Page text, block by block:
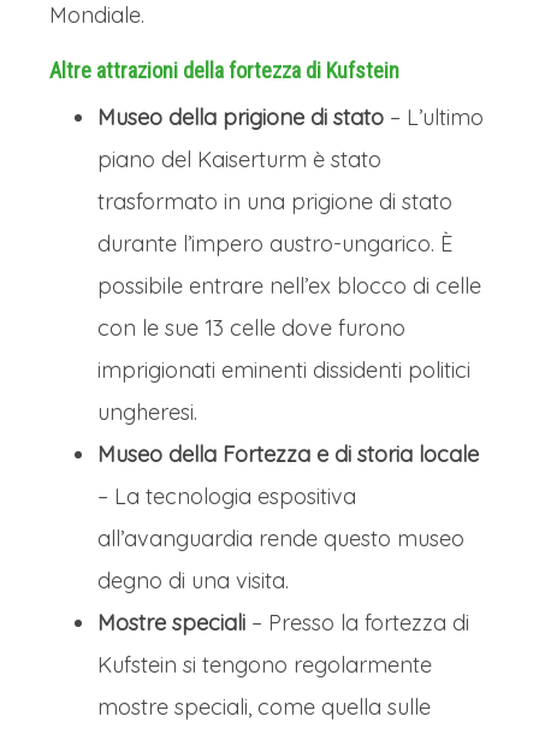
Mondiale.
Altre attrazioni della fortezza di Kufstein
Museo della prigione di stato – L’ultimo
piano del Kaiserturm è stato
trasformato in una prigione di stato
durante l’impero austro-ungarico. È
possibile entrare nell’ex blocco di celle
con le sue 13 celle dove furono
imprigionati eminenti dissidenti politici
ungheresi.
Museo della Fortezza e di storia locale
– La tecnologia espositiva
all’avanguardia rende questo museo
degno di una visita.
Mostre speciali – Presso la fortezza di
Kufstein si tengono regolarmente
mostre speciali, come quella sulle